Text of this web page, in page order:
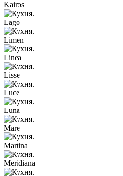
Kairos
Lago
Limen
Linea
Lisse
Luce
Luna
Mare
Martina
Meridiana